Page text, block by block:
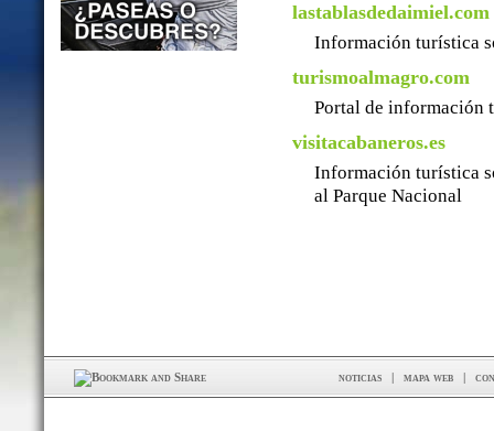
lastablasdedaimiel.com
Información turística
turismoalmagro.com
Portal de información
visitacabaneros.es
Información turística
al Parque Nacional
noticias | mapa web |